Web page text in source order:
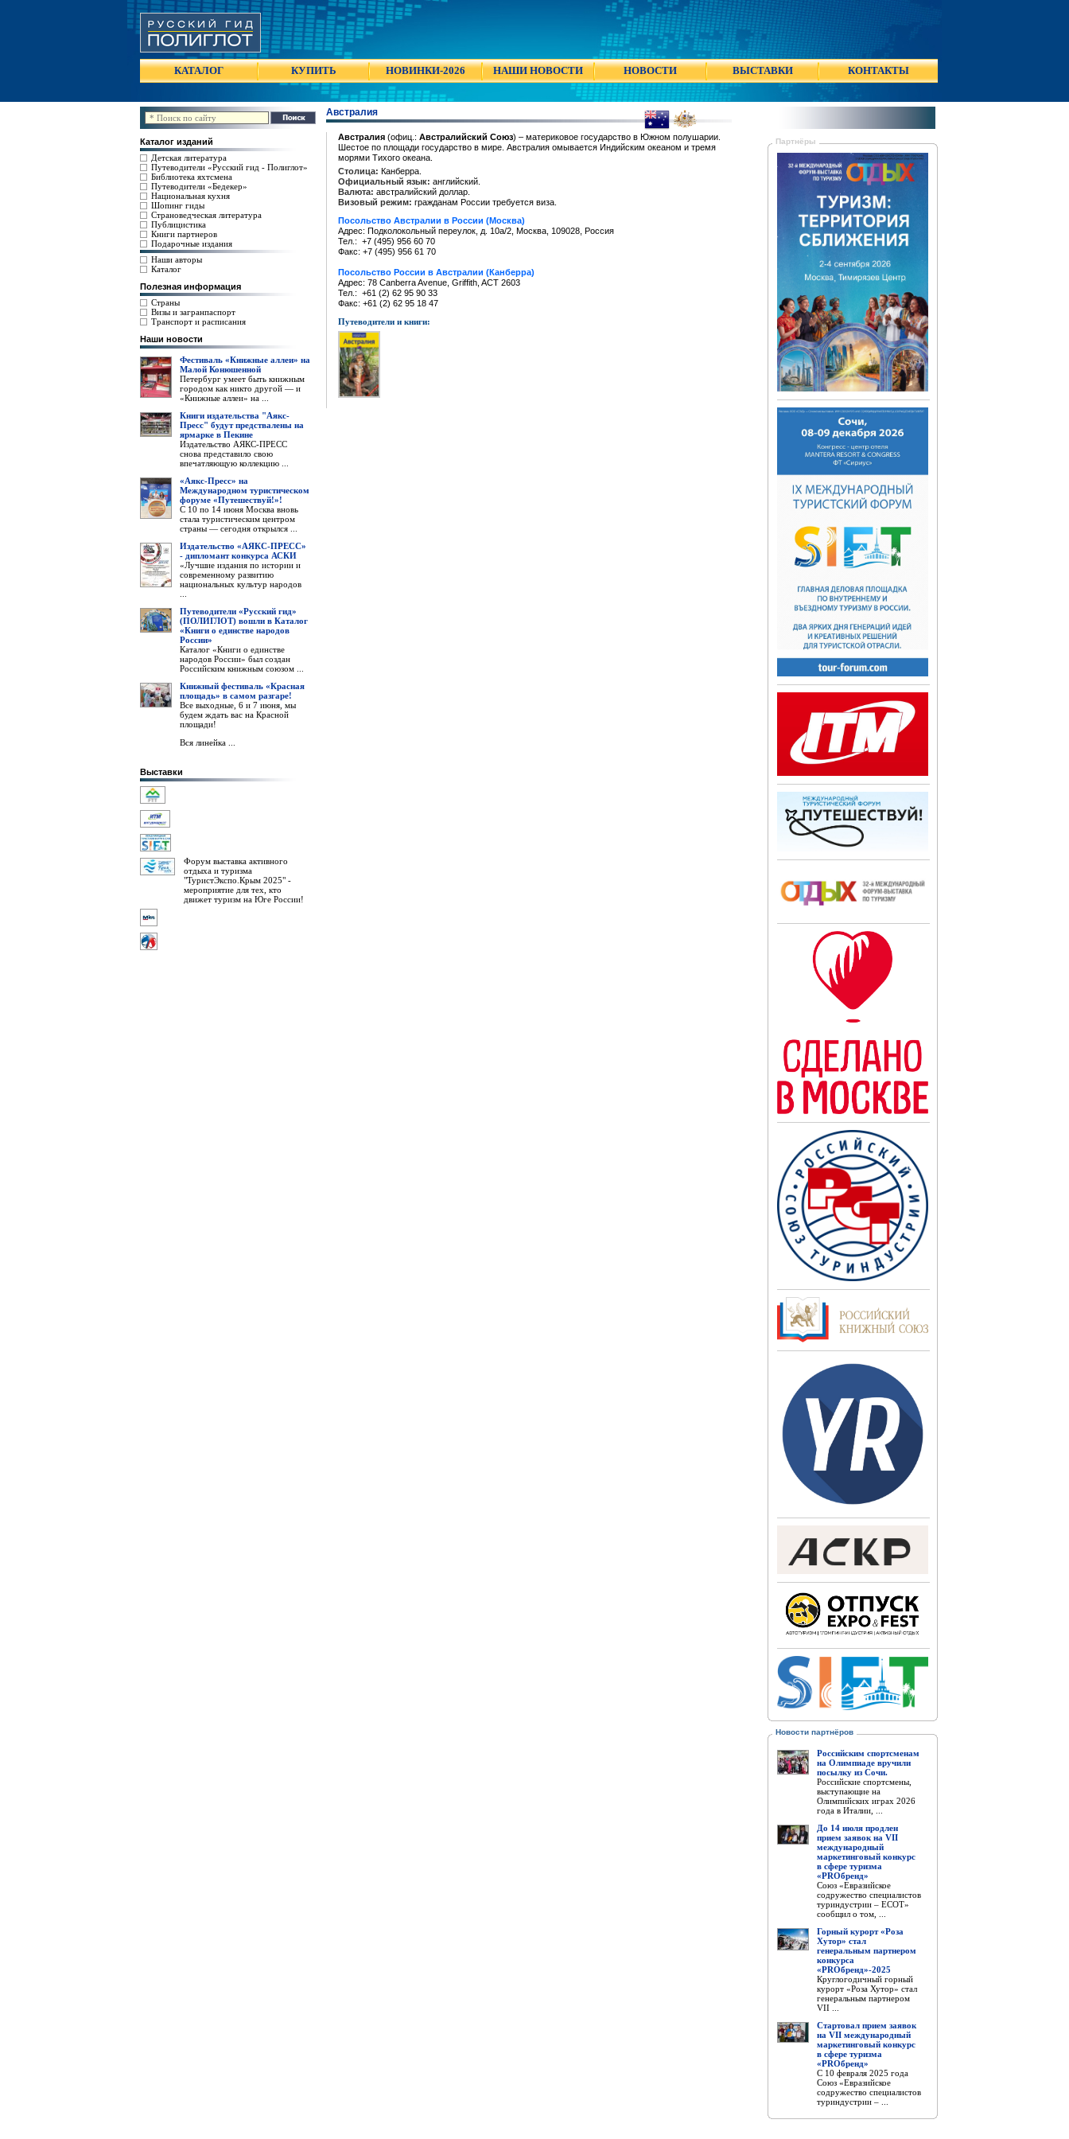
КАТАЛОГ КУПИТЬ НОВИНКИ-2026 НАШИ НОВОСТИ НОВОСТИ ВЫСТАВКИ КОНТАКТЫ
Каталог изданий
Детская литература
Путеводители «Русский гид - Полиглот»
Библиотека яхтсмена
Путеводители «Бедекер»
Национальная кухня
Шопинг гиды
Страноведческая литература
Публицистика
Книги партнеров
Подарочные издания
Наши авторы
Каталог
Полезная информация
Страны
Визы и загранпаспорт
Транспорт и расписания
Наши новости
Фестиваль «Книжные аллеи» на
Малой Конюшенной
Петербург умеет быть книжным
городом как никто другой — и
«Книжные аллеи» на ...
Книги издательства "Аякс-
Пресс" будут предствалены на
ярмарке в Пекине
Издательство АЯКС-ПРЕСС
снова представило свою
впечатляющую коллекцию ...
«Аякс-Пресс» на
Международном туристическом
форуме «Путешествуй!»!
С 10 по 14 июня Москва вновь
стала туристическим центром
страны — сегодня открылся ...
Издательство «АЯКС-ПРЕСС»
- дипломант конкурса АСКИ
«Лучшие издания по истории и
современному развитию
национальных культур народов
Путеводители «Русский гид»
(ПОЛИГЛОТ) вошли в Каталог
«Книги о единстве народов
России»
Каталог «Книги о единстве
народов России» был создан
Российским книжным союзом ...
Книжный фестиваль «Красная
площадь» в самом разгаре!
Все выходные, 6 и 7 июня, мы
будем ждать вас на Красной
площади!
Вся линейка ...
Выставки
Форум выставка активного
отдыха и туризма
"ТуристЭкспо.Крым 2025" -
мероприятие для тех, кто
движет туризм на Юге России!
Австралия
Австралия (офиц.: Австралийский Союз) – материковое государство в Южном полушарии.
Шестое по площади государство в мире. Австралия омывается Индийским океаном и тремя
морями Тихого океана.
Столица: Канберра.
Официальный язык: английский.
Валюта: австралийский доллар.
Визовый режим: гражданам России требуется виза.
Посольство Австралии в России (Москва)
Адрес: Подколокольный переулок, д. 10а/2, Москва, 109028, Россия
Тел.: +7 (495) 956 60 70
Факс: +7 (495) 956 61 70
Посольство России в Австралии (Канберра)
Адрес: 78 Canberra Avenue, Griffith, ACT 2603
Тел.: +61 (2) 62 95 90 33
Факс: +61 (2) 62 95 18 47
Путеводители и книги:
Партнёры
Новости партнёров
Российским спортсменам
на Олимпиаде вручили
посылку из Сочи.
Российские спортсмены,
выступающие на
Олимпийских играх 2026
года в Италии, ...
До 14 июля продлен
прием заявок на VII
международный
маркетинговый конкурс
в сфере туризма
«PROбренд»
Союз «Евразийское
содружество специалистов
туриндустрии – ЕСОТ»
сообщил о том, ...
Горный курорт «Роза
Хутор» стал
генеральным партнером
конкурса
«PROбренд»-2025
Круглогодичный горный
курорт «Роза Хутор» стал
генеральным партнером
VII ...
Стартовал прием заявок
на VII международный
маркетинговый конкурс
в сфере туризма
«PROбренд»
С 10 февраля 2025 года
Союз «Евразийское
содружество специалистов
туриндустрии – ...